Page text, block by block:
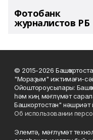
Фотобанк
журналистов РБ
© 2015-2026
"Мораҙым" ижтимағи-
Ойоштороусылары:
һәм киң мәғлүмәт
Башкортостан" нәшриәт
Об использовании
Элемтә, мәғлүмәт